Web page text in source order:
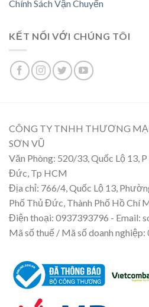
Chính Sách Vận Chuyển
KẾT NỐI VỚI CHÚNG TÔI
CÔNG TY TNHH THƯƠNG
SƠN VŨ
Văn Phòng: 520/33, Quốc Lộ 13,
Đức, Tp HCM
Địa chỉ: 766/4, Quốc Lộ 13,
Phố Thủ Đức, Thành Phố Hồ Chí
Điện thoại: 0937393796 - Email:
Mã số thuế / Mã số doanh